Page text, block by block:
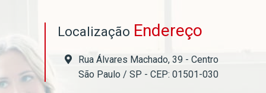
Localização Endereço
Rua Álvares Machado, 39 - Centro
São Paulo / SP - CEP: 01501-030